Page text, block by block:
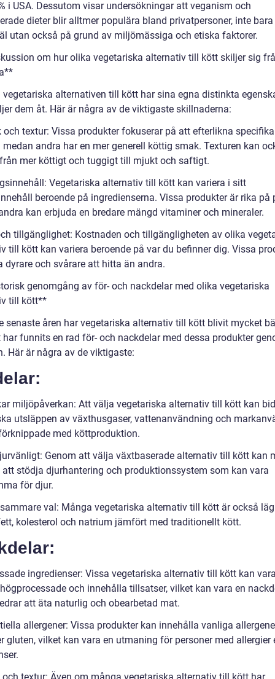
i USA. Dessutom visar undersökningar att veganism och
dieter blir alltmer populära bland privatpersoner, inte
utan också på grund av miljömässiga och etiska faktorer.
om hur olika vegetariska alternativ till kött skiljer sig
vegetariska alternativen till kött har sina egna distinkta
dem åt. Här är några av de viktigaste skillnaderna:
och textur: Vissa produkter fokuserar på att efterlikna specifika
andra har en mer generell köttig smak. Texturen kan
mer köttigt och tuggigt till mjukt och saftigt.
Vegetariska alternativ till kött kan variera i sitt
beroende på ingredienserna. Vissa produkter är rika på
kan erbjuda en bredare mängd vitaminer och mineraler.
tillgänglighet: Kostnaden och tillgängligheten av olika
till kött kan variera beroende på var du befinner dig. Vissa
dyrare och svårare att hitta än andra.
genomgång av för- och nackdelar med olika vegetariska
till kött**
senaste åren har vegetariska alternativ till kött blivit mycket
har funnits en rad för- och nackdelar med dessa produkter
Här är några av de viktigaste:
miljöpåverkan: Att välja vegetariska alternativ till kött kan
utsläppen av växthusgaser, vattenanvändning och
med köttproduktion.
Genom att välja växtbaserade alternativ till kött kan
stödja djurhantering och produktionssystem som kan vara
för djur.
val: Många vegetariska alternativ till kött är också
kolesterol och natrium jämfört med traditionellt kött.
ingredienser: Vissa vegetariska alternativ till kött kan
och innehålla tillsatser, vilket kan vara en
att äta naturlig och obearbetad mat.
allergener: Vissa produkter kan innehålla vanliga
gluten, vilket kan vara en utmaning för personer med allergier
textur: Även om många vegetariska alternativ till kött har